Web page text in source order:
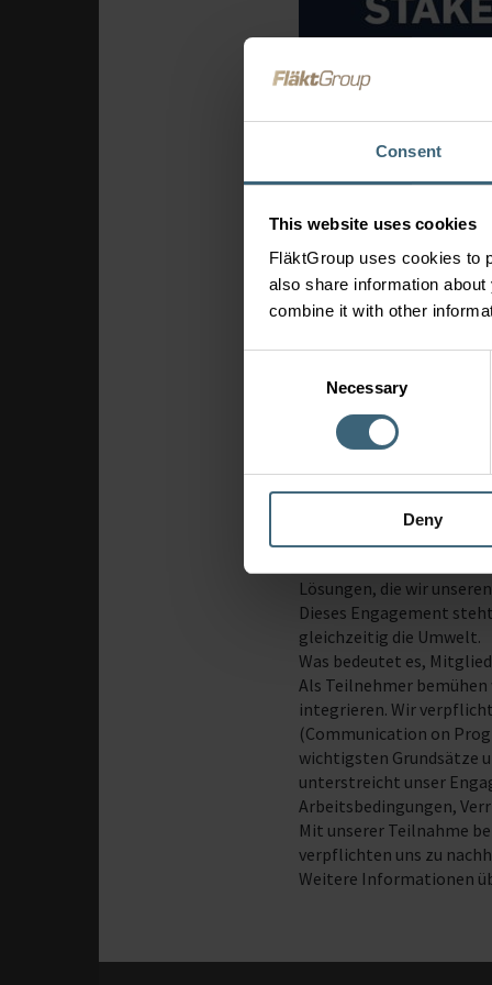
Consent
This website uses cookies
FläktGroup uses cookies to
also share information
combine it with other
Necessary
Deny
Der UN Global
auf der ganzen Welt
„Der Beitritt zum UN
Nachhaltigkeit. Er
in alle
Lösungen, die wir
Dieses Engagement
gleichzeitig die Umwelt.
Was bedeutet es,
Als Teilnehmer bemühen
integrieren. Wir
(Communication on
wichtigsten Grundsätze
unterstreicht unser
Arbeitsbedingungen,
Mit unserer Teilnahme
verpflichten uns zu
Weitere Informationen